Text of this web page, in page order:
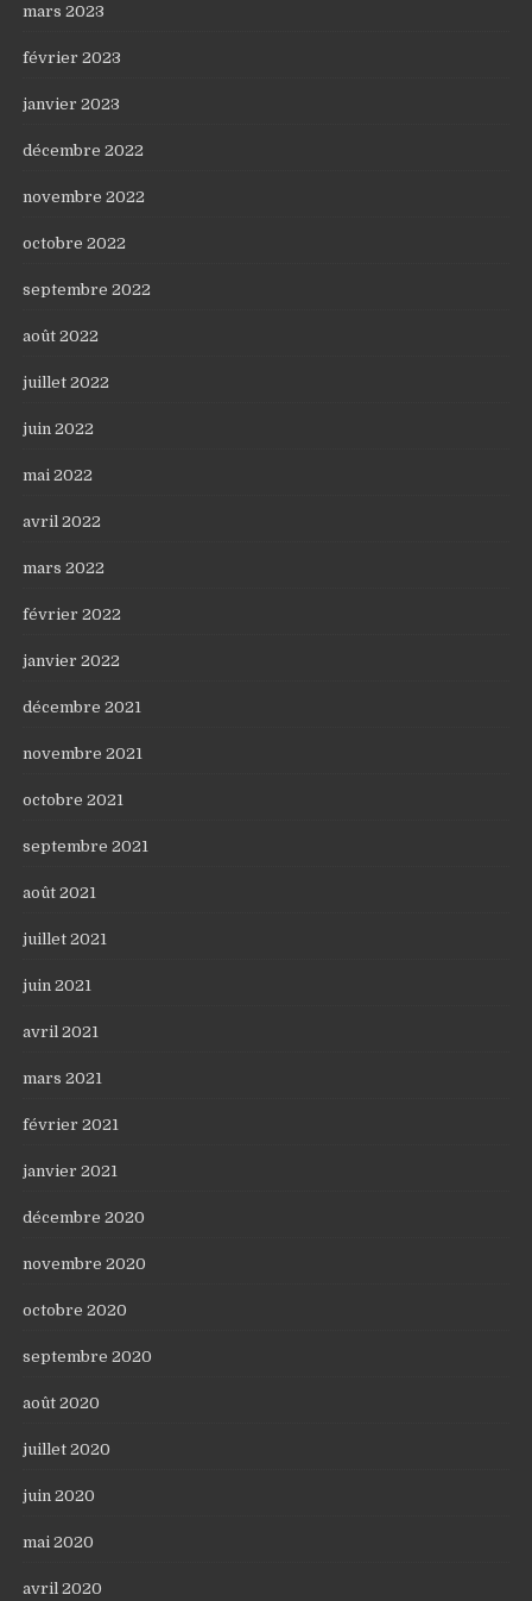
mars 2023
février 2023
janvier 2023
décembre 2022
novembre 2022
octobre 2022
septembre 2022
août 2022
juillet 2022
juin 2022
mai 2022
avril 2022
mars 2022
février 2022
janvier 2022
décembre 2021
novembre 2021
octobre 2021
septembre 2021
août 2021
juillet 2021
juin 2021
avril 2021
mars 2021
février 2021
janvier 2021
décembre 2020
novembre 2020
octobre 2020
septembre 2020
août 2020
juillet 2020
juin 2020
mai 2020
avril 2020